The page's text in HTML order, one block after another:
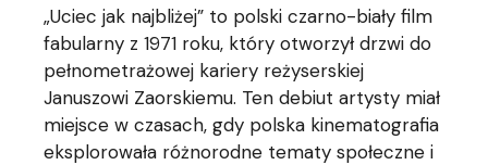
„Uciec jak najbliżej” to polski czarno-biały film
fabularny z 1971 roku, który otworzył drzwi do
pełnometrażowej kariery reżyserskiej
Januszowi Zaorskiemu. Ten debiut artysty miał
miejsce w czasach, gdy polska kinematografia
eksplorowała różnorodne tematy społeczne i